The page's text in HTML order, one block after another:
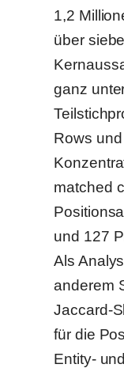
1,2
über
ganz
Rows
matched
und 127
Als
anderem
Jaccard-
für die
Entity-